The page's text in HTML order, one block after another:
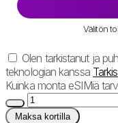
Välitön
Olen tarkistanut ja
teknologian kanssa
Kuinka monta eSIMiä
Maksa kortilla